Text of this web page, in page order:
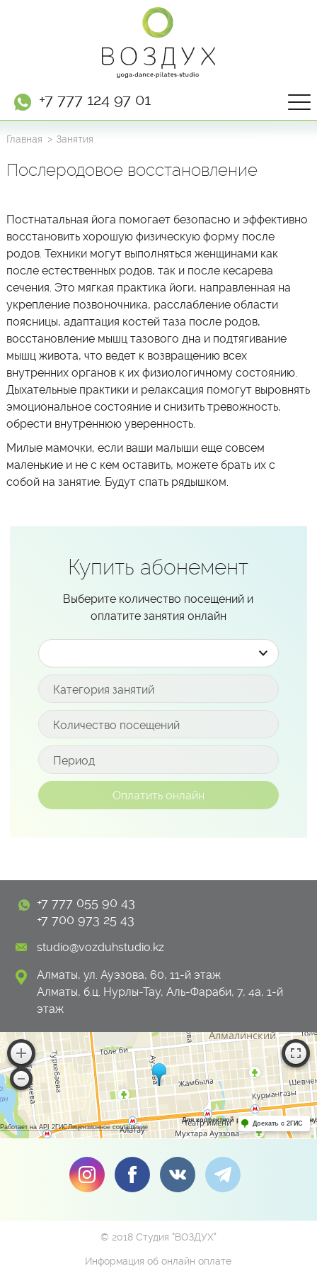
+7 777 124 97 01
Главная Занятия
Послеродовое восстановление
Постнатальная йога помогает безопасно и эффективно
восстановить хорошую физическую форму после
родов. Техники могут выполняться женщинами как
после естественных родов, так и после кесарева
сечения. Это мягкая практика йоги, направленная на
укрепление позвоночника, расслабление области
поясницы, адаптация костей таза после родов,
восстановление мышц тазового дна и подтягивание
мышц живота, что ведет к возвращению всех
внутренних органов к их физиологичному состоянию.
Дыхательные практики и релаксация помогут выровнять
эмоциональное состояние и снизить тревожность,
обрести внутреннюю уверенность.
Милые мамочки, если ваши малыши еще совсем
маленькие и не с кем оставить, можете брать их с
собой на занятие. Будут спать рядышком.
Купить абонемент
Выберите количество посещений и
оплатите занятия онлайн
+7 777 055 90 43
+7 700 973 25 43
studio@vozduhstudio.kz
Алматы, ул. Ауэзова, 60, 11-й этаж
Алматы, б.ц. Нурлы-Тау, Аль-Фараби, 7, 4а, 1-й
этаж
Работает на API 2ГИСЛицензионное соглашение
Для корректной работы Raster JS API
Доехать с 2ГИС
© 2018 Студия "ВОЗДУХ"
Информация об онлайн оплате